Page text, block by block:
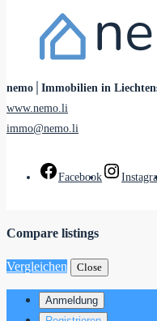
nemo│Immobilien in
www.nemo.li
immo@nemo.li
Facebook
Compare listings
Vergleichen Close
Anmeldung